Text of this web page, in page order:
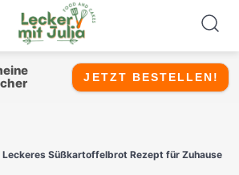
JETZT BESTELLEN!
Leckeres Süßkartoffelbrot Rezept für Zuhause